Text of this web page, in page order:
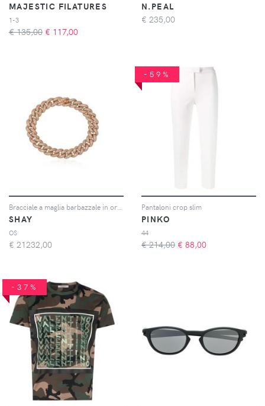
MAJESTIC FILATURES
1-3
€ 135,00 € 117,00
N.PEAL
€ 235,00
SHAY
OS
€ 21232,00
-59%
Pantaloni crop slim
PINKO
44
€ 214,00 € 88,00
-37%